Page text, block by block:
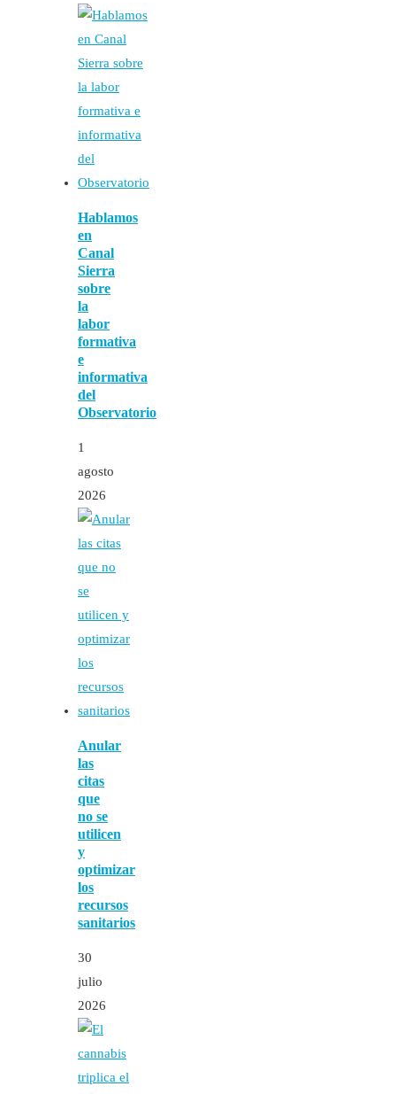
Hablamos
en
Canal
Sierra
sobre
la
labor
formativa
e
informativa
del
Observatorio
1
agosto
2026
Anular
las
citas
que
no se
utilicen
y
optimizar
los
recursos
sanitarios
30
julio
2026